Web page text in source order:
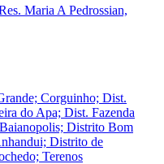
Maria A Pedrossian,
Corguinho; Dist.
do Apa; Dist. Fazenda
Distrito Bom
Distrito de
Terenos